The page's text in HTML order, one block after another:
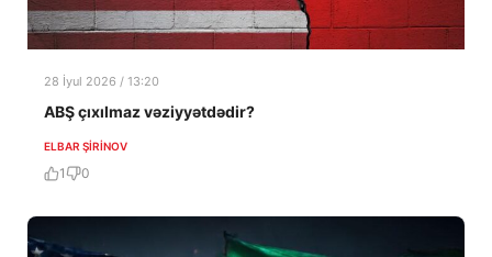
28 İyul 2026 / 13:20
ABŞ çıxılmaz vəziyyətdədir?
ELBAR ŞIRINOV
1 0